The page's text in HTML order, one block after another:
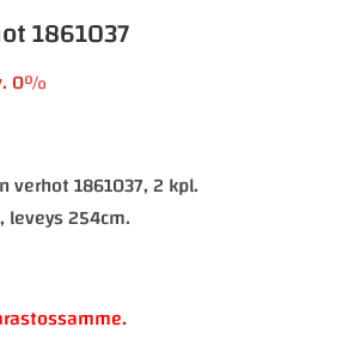
1861037
0%
verhot 1861037, 2 kpl.
leveys 254cm.